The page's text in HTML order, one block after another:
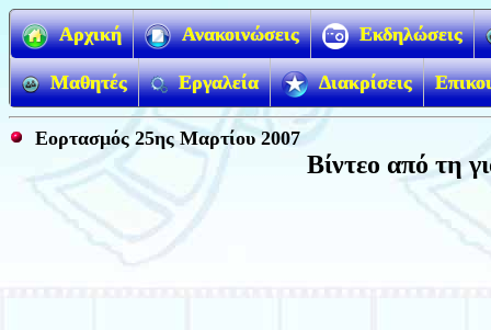
Αρχική Ανακοινώσεις Εκδηλώσεις
Μαθητές Εργαλεία Διακρίσεις
Εορτασμός 25ης Μαρτίου 2007
Βίντεο από τη